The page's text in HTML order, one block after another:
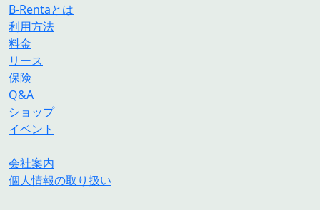
B-Rentaとは
利用方法
料金
リース
保険
Q&A
ショップ
イベント
会社案内
個人情報の取り扱い